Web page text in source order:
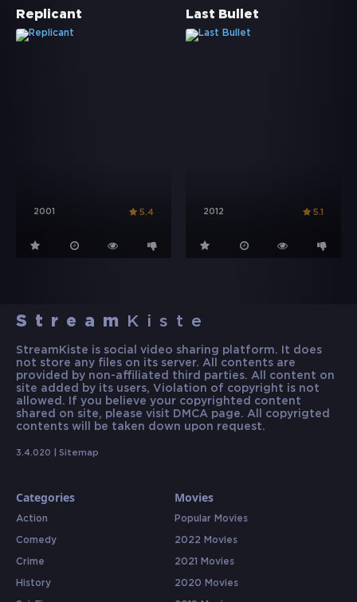
Replicant
2001 5.4
Last Bullet
2012 5.1
Stream Kiste
StreamKiste is social video sharing platform. It does
not store any files on its server. All contents are
provided by non-affiliated third parties. All content on
site added by its users, Violation of copyright is not
allowed. If you believe your copyrighted content
shared on site, please visit DMCA page. All copyrigted
contents will be taken down upon request.
3.4.020 | Sitemap
Categories
Action
Comedy
Crime
History
Movies
Popular Movies
2022 Movies
2021 Movies
2020 Movies